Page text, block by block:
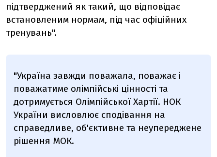
підтверджений як такий, що відповідає
встановленим нормам, під час офіційних
тренувань".
"Україна завжди поважала, поважає і
поважатиме олімпійські цінності та
дотримується Олімпійської Хартії. НОК
України висловлює сподівання на
справедливе, об'єктивне та неупереджене
рішення МОК.